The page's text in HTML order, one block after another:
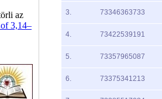
3. 73346363733
4. 73422539191
5. 73357965087
6. 73375341213